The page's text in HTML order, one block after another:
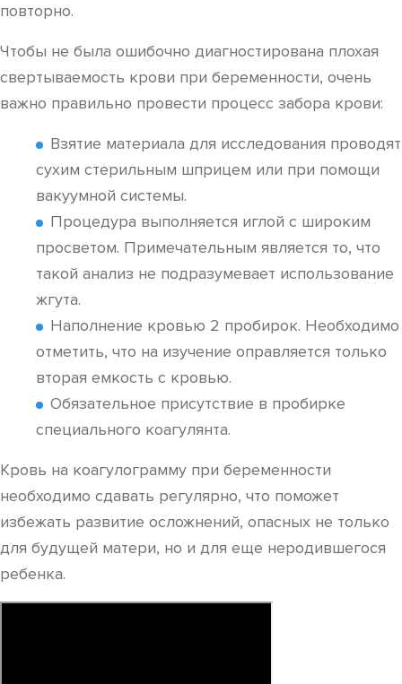
повторно.
Чтобы не была ошибочно диагностирована плохая
свертываемость крови при беременности, очень
важно правильно провести процесс забора крови:
Взятие материала для исследования проводят
сухим стерильным шприцем или при помощи
вакуумной системы.
Процедура выполняется иглой с широким
просветом. Примечательным является то, что
такой анализ не подразумевает использование
жгута.
Наполнение кровью 2 пробирок. Необходимо
отметить, что на изучение оправляется только
вторая емкость с кровью.
Обязательное присутствие в пробирке
специального коагулянта.
Кровь на коагулограмму при беременности
необходимо сдавать регулярно, что поможет
избежать развитие осложнений, опасных не только
для будущей матери, но и для еще неродившегося
ребенка.